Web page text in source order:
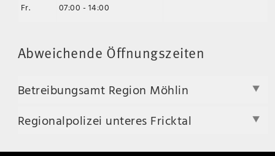
Fr.
07:00 - 14:00
Abweichende Öffnungszeiten
Betreibungsamt Region Möhlin
Regionalpolizei unteres Fricktal